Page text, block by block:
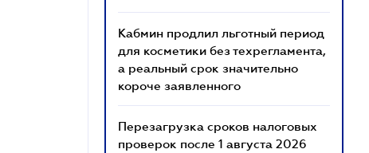
Кабмин продлил льготный период
для косметики без техрегламента,
а реальный срок значительно
короче заявленного
Перезагрузка сроков налоговых
проверок после 1 августа 2026